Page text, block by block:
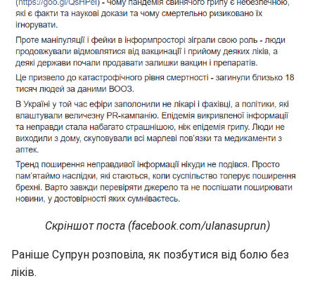
Скріншот поста (facebook.com/ulanasuprun)
Раніше Супрун розповіла, як позбутися від болю без
ліків.